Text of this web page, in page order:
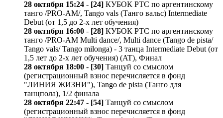
28 октября 15:24 - [24] КУБОК РТС по аргентинскому
танго /PRO-AM/, Tango vals (Танго вальс) Intermediate
Debut (от 1,5 до 2-х лет обучения)
28 октября 16:00 - [28] КУБОК РТС по аргентинскому
танго /PRO-AM Multi dance/, Multi dance (Tango de pista/
Tango vals/ Tango milonga) - 3 танца Intermediate Debut (от
1,5 лет до 2-х лет обучения) (AT), Финал
28 октября 18:00 - [30] Танцуй со смыслом
(регистрационный взнос перечисляется в фонд
"ЛИНИЯ ЖИЗНИ"), Tango de pista (Танго для
танцпола), 1/2 финала
28 октября 22:47 - [54] Танцуй со смыслом
(регистрационный взнос перечисляется в фонд